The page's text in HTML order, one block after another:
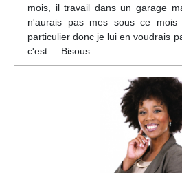
mois, il travail dans un garage
n'aurais pas mes sous ce
particulier donc je lui en voudrais
c'est ....Bisous